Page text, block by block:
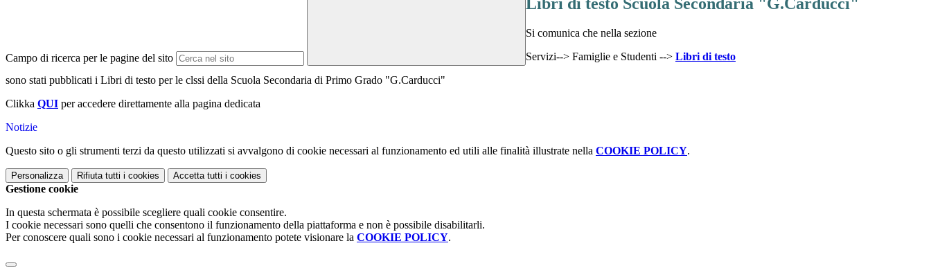
Campo di ricerca per le pagine del sito
Libri di testo Scuola Secondaria "G.Carducci"
Si comunica che nella sezione
Servizi--> Famiglie e Studenti --> Libri di testo
sono stati pubblicati i Libri di testo per le clssi della Scuola Secondaria di Primo Grado "G.Carducci"
Clikka QUI per accedere direttamente alla pagina dedicata
Notizie
Questo sito o gli strumenti terzi da questo utilizzati si avvalgono di cookie necessari al funzionamento ed utili alle finalità illustrate nella COOKIE POLICY.
Personalizza Rifiuta tutti i cookies Accetta tutti i cookies
Gestione cookie
In questa schermata è possibile scegliere quali cookie consentire.
I cookie necessari sono quelli che consentono il funzionamento della piattaforma e non è possibile disabilitarli.
Per conoscere quali sono i cookie necessari al funzionamento potete visionare la COOKIE POLICY.